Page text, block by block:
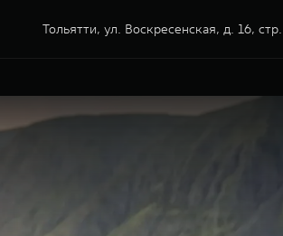
Тольятти, ул. Воскресенская, д. 16,